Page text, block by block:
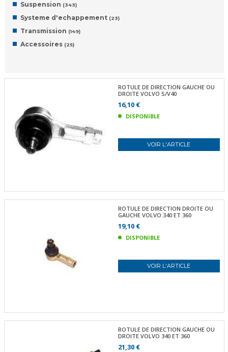
Suspension (343)
Systeme d'echappement (23)
Transmission (149)
Accessoires (25)
ROTULE DE DIRECTION GAUCHE OU
DROITE VOLVO S/V40
16,10 €
DISPONIBLE
VOIR L'ARTICLE
ROTULE DE DIRECTION DROITE OU
GAUCHE VOLVO 340 ET 360
19,10 €
DISPONIBLE
VOIR L'ARTICLE
ROTULE DE DIRECTION GAUCHE OU
DROITE VOLVO 340 ET 360
21,30 €